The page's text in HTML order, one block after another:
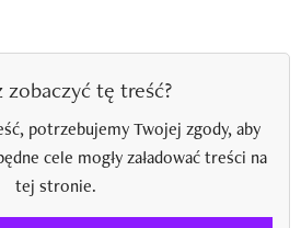
zobaczyć tę treść?
potrzebujemy Twojej zgody, aby
cele mogły załadować treści na
tej stronie.